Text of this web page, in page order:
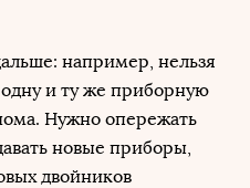
например, нельзя
и ту же приборную
Нужно опережать
новые приборы,
двойников